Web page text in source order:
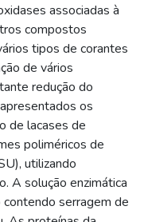
associadas à
compostos
tipos de corantes
de vários
redução do
os
de lacases de
poliméricos de
utilizando
A solução enzimática
serragem de